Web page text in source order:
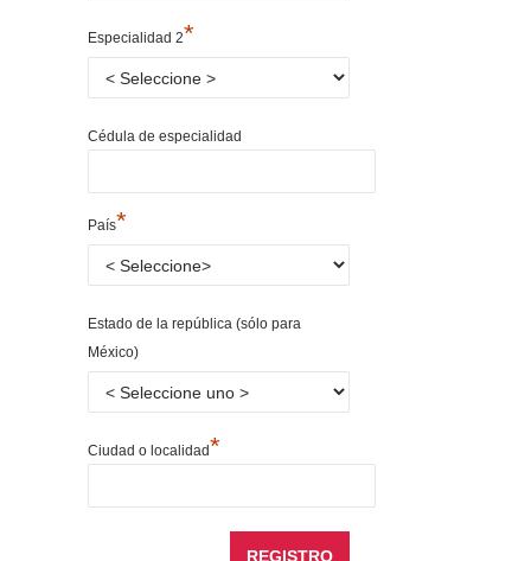
Especialidad 2*
Cédula de especialidad
País*
Estado de la república (sólo para
México)
Ciudad o localidad*